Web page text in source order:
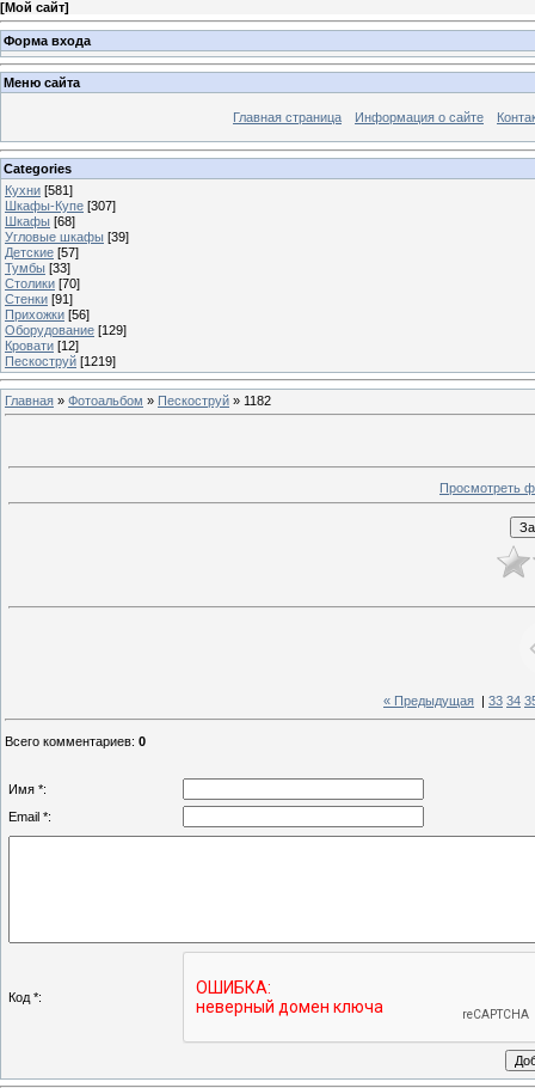
[Мой сайт]
Форма входа
Меню сайта
Главная страница Информация о сайте
Categories
Кухни [581]
Шкафы-Купе [307]
Шкафы [68]
Угловые шкафы [39]
Детские [57]
Тумбы [33]
Столики [70]
Стенки [91]
Прихожки [56]
Оборудование [129]
Кровати [12]
Пескоструй [1219]
Главная » Фотоальбом » Пескоструй » 1182
Просмотреть
« Предыдущая 33 34
Всего комментариев: 0
Имя *:
Email *:
Код *: